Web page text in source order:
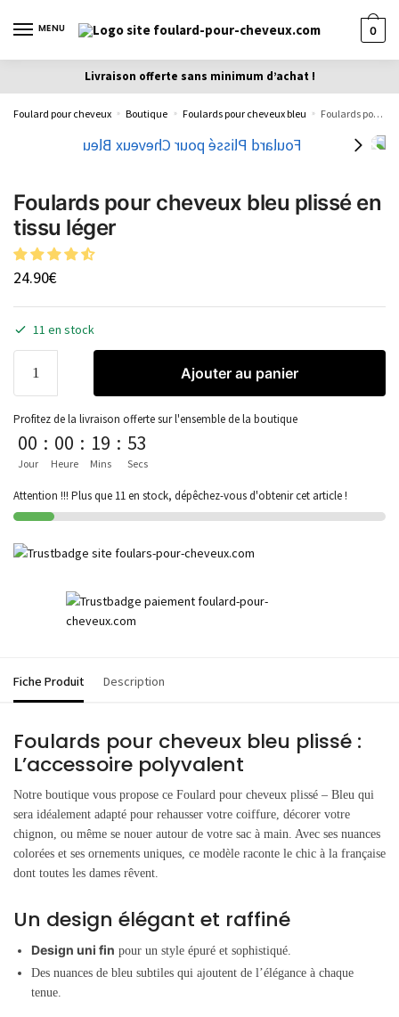
MENU 0
Livraison offerte sans minimum d’achat !
Foulard pour cheveux » Boutique » Foulards pour cheveux bleu » Foulards pour cheveux bleu plissé en tissu léger
Foulards pour cheveux bleu plissé en
tissu léger
24.90€
11 en stock
Ajouter au panier
Profitez de la livraison offerte sur l'ensemble de la boutique
00
Jour
: 00
Heure
: 19
Mins
: 53
Secs
Attention !!! Plus que 11 en stock, dépêchez-vous d'obtenir cet article !
Fiche Produit Description
Foulards pour cheveux bleu plissé :
L’accessoire polyvalent
Notre boutique vous propose ce Foulard pour cheveux plissé – Bleu qui
sera idéalement adapté pour rehausser votre coiffure, décorer votre
chignon, ou même se nouer autour de votre sac à main. Avec ses nuances
colorées et ses ornements uniques, ce modèle raconte le chic à la française
dont toutes les dames rêvent.
Un design élégant et raffiné
Design uni fin pour un style épuré et sophistiqué.
Des nuances de bleu subtiles qui ajoutent de l’élégance à chaque
tenue.